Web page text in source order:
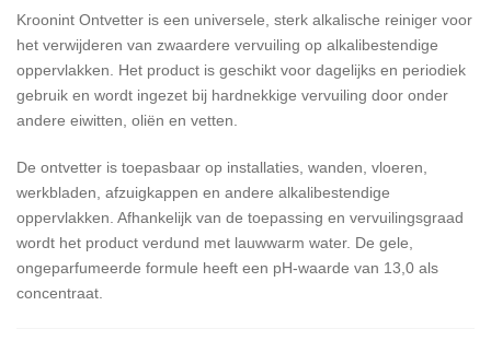
Kroonint Ontvetter is een universele, sterk alkalische reiniger voor
het verwijderen van zwaardere vervuiling op alkalibestendige
oppervlakken. Het product is geschikt voor dagelijks en periodiek
gebruik en wordt ingezet bij hardnekkige vervuiling door onder
andere eiwitten, oliën en vetten.
De ontvetter is toepasbaar op installaties, wanden, vloeren,
werkbladen, afzuigkappen en andere alkalibestendige
oppervlakken. Afhankelijk van de toepassing en vervuilingsgraad
wordt het product verdund met lauwwarm water. De gele,
ongeparfumeerde formule heeft een pH-waarde van 13,0 als
concentraat.